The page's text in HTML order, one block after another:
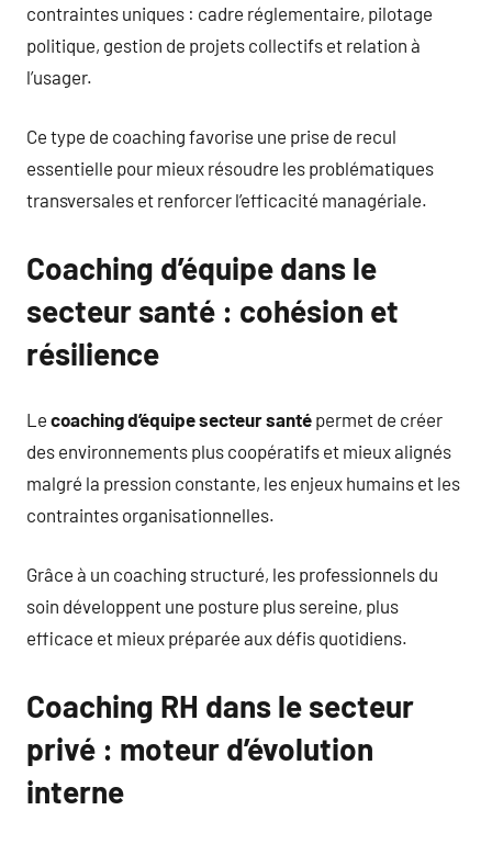
contraintes uniques : cadre réglementaire, pilotage
politique, gestion de projets collectifs et relation à
l’usager.
Ce type de coaching favorise une prise de recul
essentielle pour mieux résoudre les problématiques
transversales et renforcer l’efficacité managériale.
Coaching d’équipe dans le
secteur santé : cohésion et
résilience
Le coaching d’équipe secteur santé permet de créer
des environnements plus coopératifs et mieux alignés
malgré la pression constante, les enjeux humains et les
contraintes organisationnelles.
Grâce à un coaching structuré, les professionnels du
soin développent une posture plus sereine, plus
efficace et mieux préparée aux défis quotidiens.
Coaching RH dans le secteur
privé : moteur d’évolution
interne